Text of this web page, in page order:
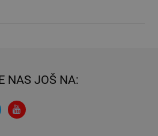
NAS JOŠ NA: